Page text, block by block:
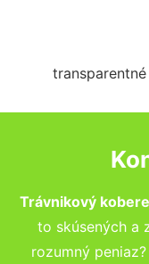
Trávnikový
to skúsených a
rozumný